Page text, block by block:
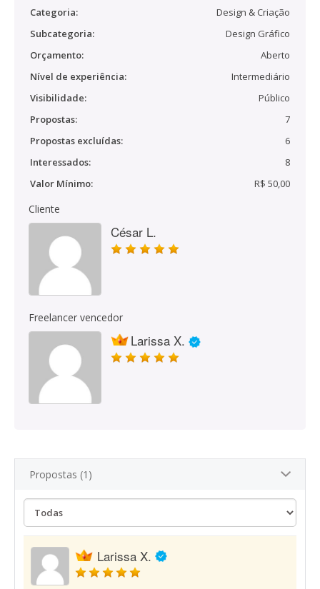
Categoria:
Design & Criação
Subcategoria:
Design Gráfico
Orçamento:
Aberto
Nível de experiência:
Intermediário
Visibilidade:
Público
Propostas:
7
Propostas excluídas:
6
Interessados:
8
Valor Mínimo:
R$ 50,00
Cliente
César L.
Freelancer vencedor
Larissa X.
Propostas (1)
Larissa X.